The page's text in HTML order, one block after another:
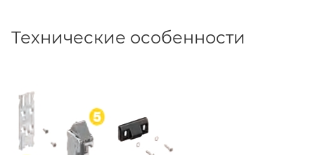
Технические особенности